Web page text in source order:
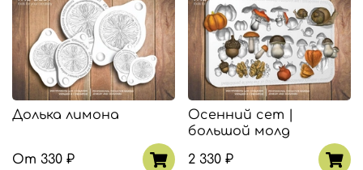
Долька лимона
От 330 ₽
Осенний сет |
большой молд
2 330 ₽